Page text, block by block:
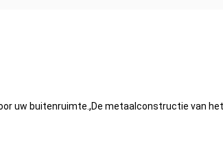
uw buitenruimte. ,De metaalconstructie van